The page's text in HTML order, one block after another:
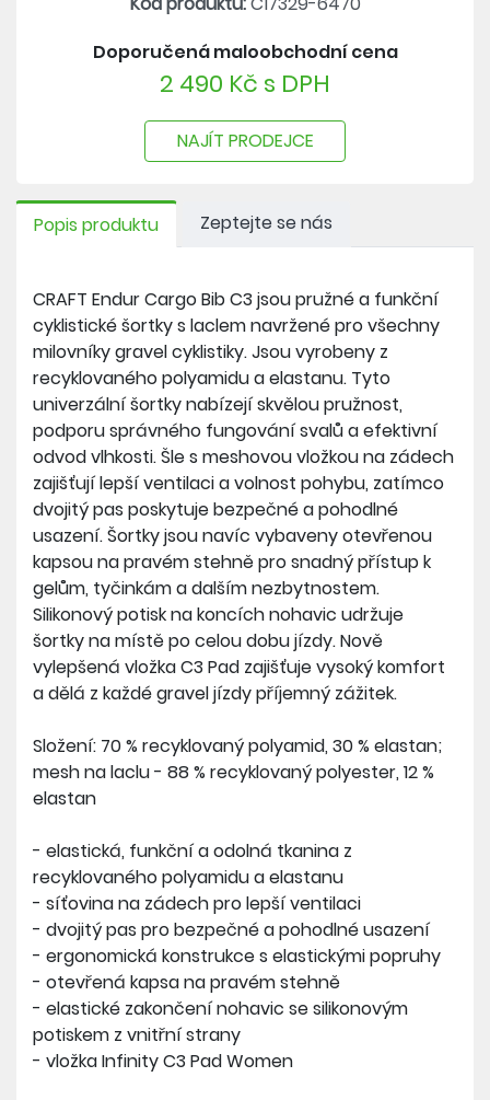
recyklovaného polyamidu a elastanu
- dvojitý pas pro bezpečné a pohodlné usazení
- ergonomická konstrukce s elastickými popruhy
- elastické zakončení nohavic se silikonovým
potiskem z vnitřní strany
Nová vložka C3 Pad je navržena tak, aby
pohodlí při každé jízdě. Vložka využívá novou pěnu
na bázi ricinového oleje (biobased) v kombinaci s
polyuretanovou pěnou, které společně poskytují
vynikající odpružení.
Vložka C3 má také 3D tvarování s ergonomicky
ohnutými bočními křídly pro zvýšený komfort při
šlapání. Díky promyšlené sedací oblasti a
povrchové vrstvě z recyklované polyamidové
tkaniny s pružností ve čtyřech směrech vložka
poskytuje správnou oporu pro všechny pohyby
těla.
Doporučená maloobchodní cena
2 490 Kč s DPH
NAJÍT PRODEJCE
Popis produktu Zeptejte se nás
CRAFT Endur Cargo Bib C3 jsou pružné a funkční
cyklistické šortky s laclem navržené pro všechny
milovníky gravel cyklistiky. Jsou vyrobeny z
recyklovaného polyamidu a elastanu. Tyto
univerzální šortky nabízejí skvělou pružnost,
podporu správného fungování svalů a efektivní
odvod vlhkosti. Šle s meshovou vložkou na zádech
zajišťují lepší ventilaci a volnost pohybu, zatímco
dvojitý pas poskytuje bezpečné a pohodlné
usazení. Šortky jsou navíc vybaveny otevřenou
kapsou na pravém stehně pro snadný přístup k
gelům, tyčinkám a dalším nezbytnostem.
Silikonový potisk na koncích nohavic udržuje
šortky na místě po celou dobu jízdy. Nově
vylepšená vložka C3 Pad zajišťuje vysoký komfort
a dělá z každé gravel jízdy příjemný zážitek.
Složení: 70 % recyklovaný polyamid, 30 % elastan;
mesh na laclu - 88 % recyklovaný polyester, 12 %
elastan
- elastická, funkční a odolná tkanina z
recyklovaného polyamidu a elastanu
- síťovina na zádech pro lepší ventilaci
- dvojitý pas pro bezpečné a pohodlné usazení
- ergonomická konstrukce s elastickými popruhy
- otevřená kapsa na pravém stehně
- elastické zakončení nohavic se silikonovým
potiskem z vnitřní strany
- vložka Infinity C3 Pad Women